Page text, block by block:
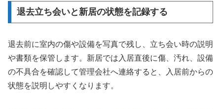
退去立ち会いと新居の状態を記録する
退去前に室内の傷や設備を写真で残し、立ち会い時の説明
や書類を保管します。新居では入居直後に傷、汚れ、設備
の不具合を確認して管理会社へ連絡すると、入居前からの
状態を説明しやすくなります。